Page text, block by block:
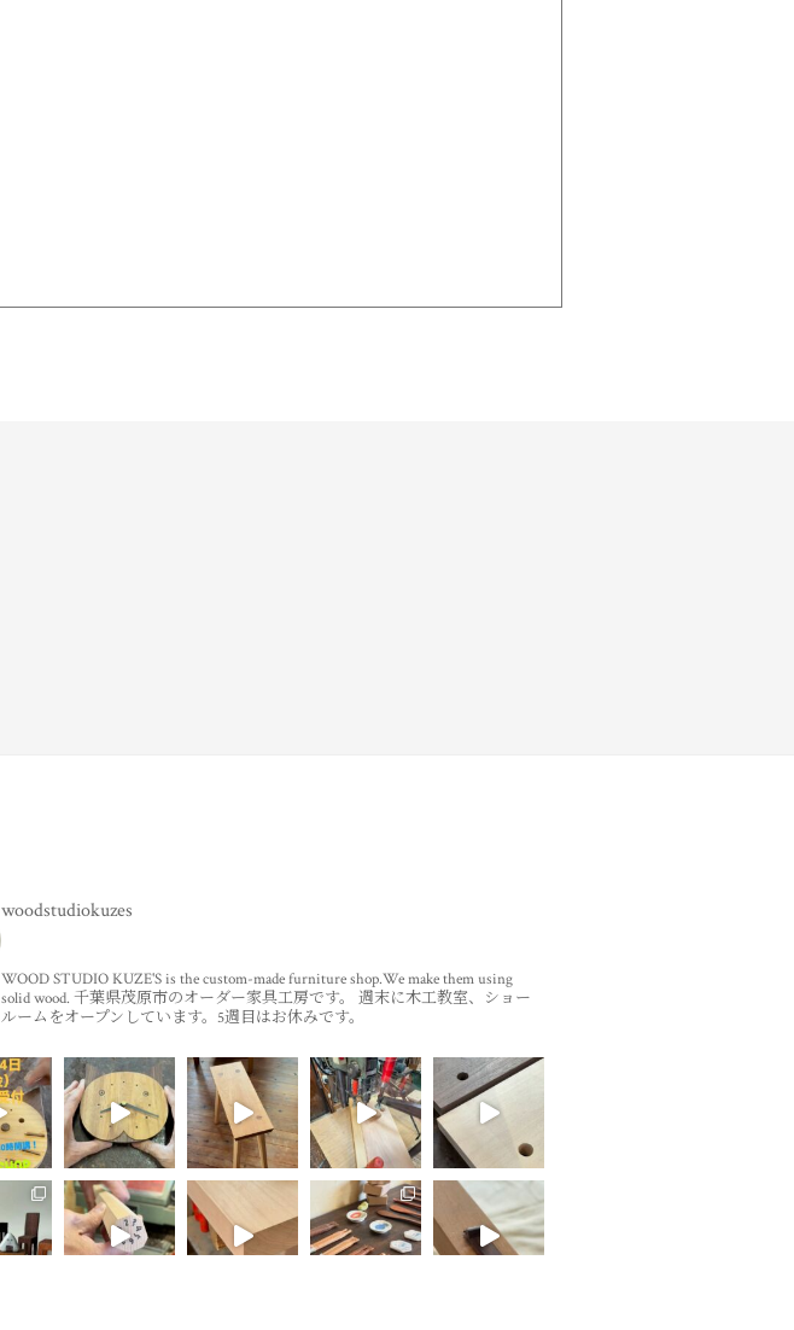
woodstudiokuzes
WOOD STUDIO KUZE'S is the custom-made furniture shop.We make them using
solid wood. 千葉県茂原市のオーダー家具工房です。
週末に木工教室、ショー
ルームをオープンしています。5週目はお休みです。